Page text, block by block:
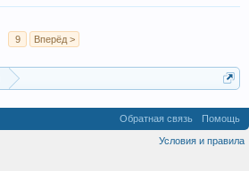
9 Вперёд >
Обратная связь Помощь
Условия и правила